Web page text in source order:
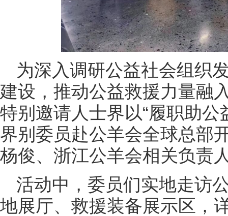
为深入调研公益社会组织
建设，推动公益救援力量融
特别邀请人士界以“履职助
界别委员赴公羊会全球总部
杨俊、浙江公羊会相关负责
活动中，委员们实地走访
地展厅、救援装备展示区，